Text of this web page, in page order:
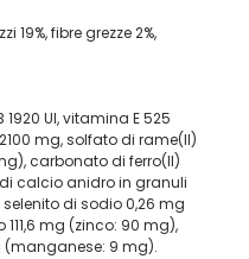
19%, fibre grezze 2%,
UI, vitamina E 525
mg, solfato di rame(II)
carbonato di ferro(II)
calcio anidro in granuli
di sodio 0,26 mg
mg (zinco: 90 mg),
(manganese: 9 mg).